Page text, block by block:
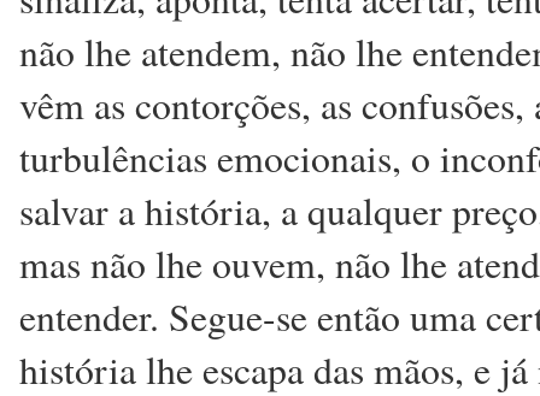
não lhe atendem, não lhe
vêm as contorções, as
turbulências emocionais, o
salvar a história, a qualquer
mas não lhe ouvem, não lhe
entender. Segue-se então uma
história lhe escapa das mãos, e